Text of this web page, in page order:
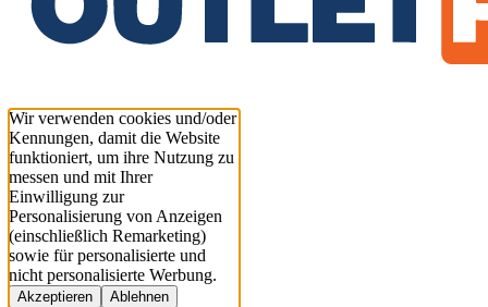
Wir verwenden cookies und/oder
Kennungen, damit die Website
funktioniert, um ihre Nutzung zu
messen und mit Ihrer
Einwilligung zur
Personalisierung von Anzeigen
(einschließlich Remarketing)
sowie für personalisierte und
nicht personalisierte Werbung.
Akzeptieren
Ablehnen